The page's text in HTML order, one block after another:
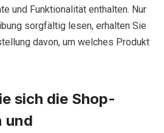
und Funktionalität enthalten. Nur
sorgfältig lesen, erhalten Sie
davon, um welches Produkt
sich die Shop-
und